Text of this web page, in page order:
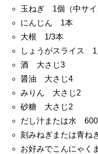
玉ねぎ 1個（中サイ
にんじん 1本
大根 1/3本
しょうがスライス 1
酒 大さじ3
醤油 大さじ4
みりん 大さじ2
砂糖 大さじ2
だし汁または水
刻みねぎまたは青
お好みでこんにゃく